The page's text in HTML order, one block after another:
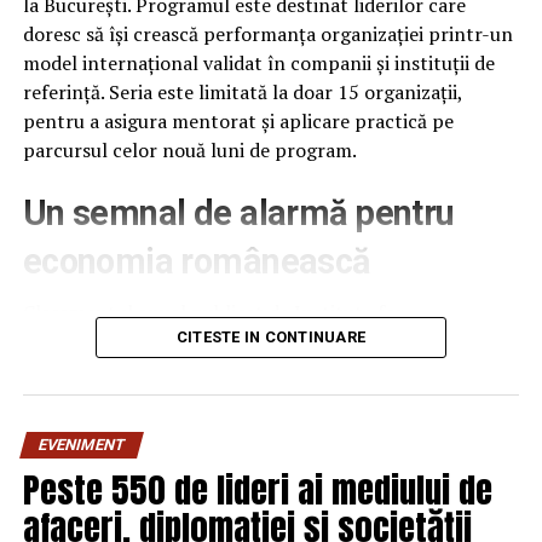
doresc să își crească performanța organizației printr-un
model internațional validat în companii și instituții de
referință. Seria este limitată la doar 15 organizații,
pentru a asigura mentorat și aplicare practică pe
parcursul celor nouă luni de program.
Un semnal de alarmă pentru
economia românească
Clasamentul anual publicat de Institute for
Management Development (IMD), la 18 iunie 2026,
analizate, cu 12 poziții mai jos decât în anul anterior –
cea mai abruptă cădere din ultimii patru ani. România se
află acum în urma Poloniei (locul 41), Ungariei (51) și
Bulgariei (56), fiind urmată îndeaproape doar de Mexic și
Slovacia.
CITESTE IN CONTINUARE
EVENIMENT
Peste 550 de lideri ai mediului de
afaceri, diplomației și societății